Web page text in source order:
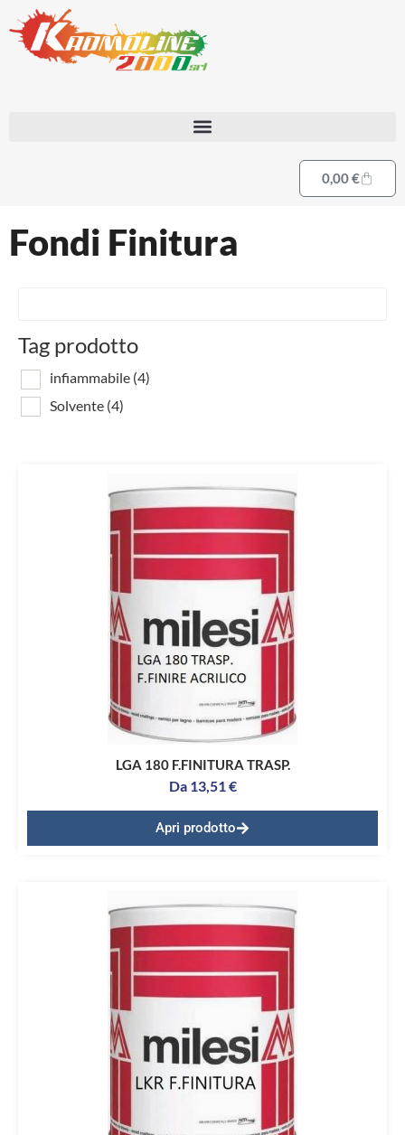
0,00€
Fondi Finitura
Tag prodotto
infiammabile (4)
Solvente (4)
LGA 180 F.FINITURA TRASP.
Da 13,51€
Apri prodotto